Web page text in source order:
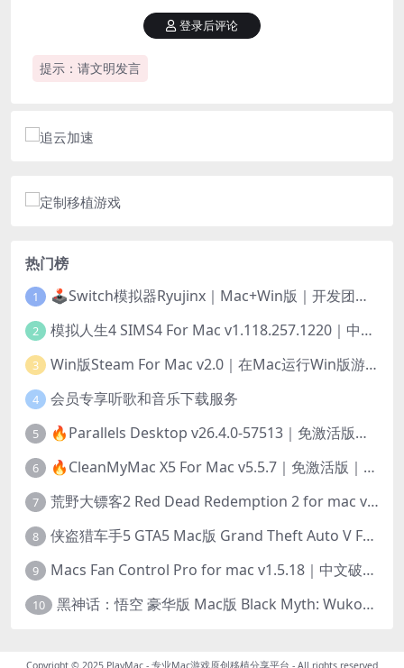
提示：请文明发言
登录后评论
热门榜
1 🕹️Switch模拟器Ryujinx｜Mac+Win版｜开发团队已解散此乃最后的绝唱版本
2 模拟人生4 SIMS4 For Mac v1.118.257.1220｜中文原生版｜无限金币｜全100DLC
3 Win版Steam For Mac v2.0｜在Mac运行Win版游戏！｜升级GPTK4.0支持！
4 会员专享听歌和音乐下载服务
5 🔥Parallels Desktop v26.4.0-57513｜免激活版｜在Mac上安装Windows/Linux等系统[赠Windows激活]
6 🔥CleanMyMac X5 For Mac v5.5.7｜免激活版｜macOS系统优化/清理神器
7 荒野大镖客2 Red Dead Redemption 2 for mac v1436.28｜中文移植版｜最好玩的开放世界游戏
8 侠盗猎车手5 GTA5 Mac版 Grand Theft Auto V For Mac｜中文破解版
9 Macs Fan Control Pro for mac v1.5.18｜中文破解版｜风扇监控与控制工具
10 黑神话：悟空 豪华版 Mac版 Black Myth: Wukong For Mac v1.0.21.23831｜国语中文移植版｜仅限终身VIP交流学习｜含Mac+Win版
Copyright © 2025 PlayMac - 专业Mac游戏原创移植分享平台 - All rights reserved